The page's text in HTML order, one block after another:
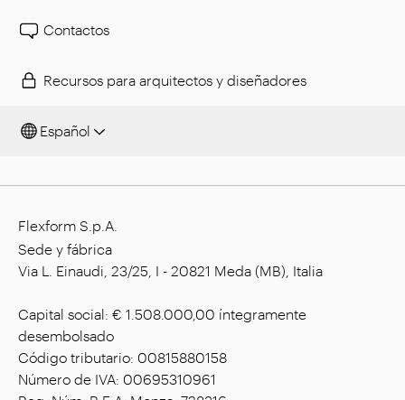
Contactos
Recursos para arquitectos y diseñadores
Español
Flexform S.p.A.
Sede y fábrica
Via L. Einaudi, 23/25, I - 20821 Meda (MB), Italia
Capital social: € 1.508.000,00 íntegramente
desembolsado
Código tributario: 00815880158
Número de IVA: 00695310961